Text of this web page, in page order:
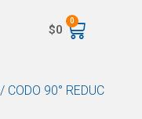
$0
0
/ CODO 90° REDUC